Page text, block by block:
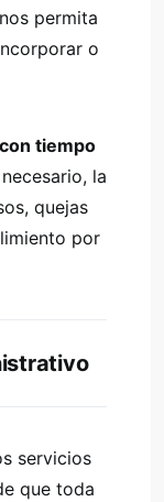
permita
o
tiempo
la
quejas
por
servicios
que toda